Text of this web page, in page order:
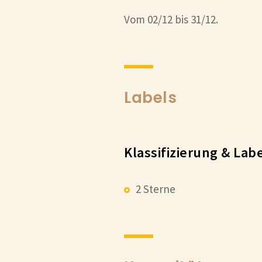
Vom 02/12 bis 31/12.
Labels
Klassifizierung &
2 Sterne